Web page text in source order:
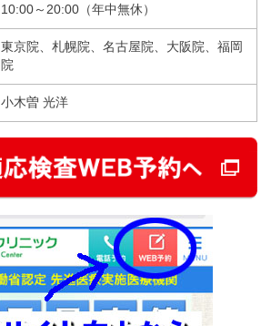
10:00～20:00（年中無休）
東京院、札幌院、名古屋院、大阪院、福岡
院
小木曽 光洋